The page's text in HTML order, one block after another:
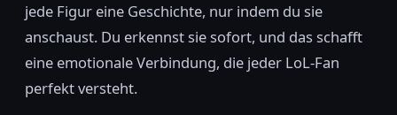
jede Figur eine Geschichte, nur indem du sie
anschaust. Du erkennst sie sofort, und das schafft
eine emotionale Verbindung, die jeder LoL-Fan
perfekt versteht.